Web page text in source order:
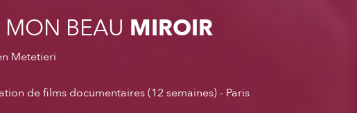
MON BEAU MIROIR
Metetieri
de films documentaires (12 semaines) - Paris